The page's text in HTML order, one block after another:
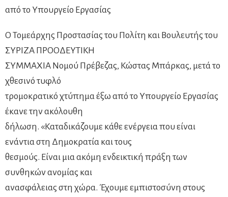
από το Υπουργείο Εργασίας
Ο Τομεάρχης Προστασίας του Πολίτη και Βουλευτής του
ΣΥΡΙΖΑ ΠΡΟΟΔΕΥΤΙΚΗ
ΣΥΜΜΑΧΙΑ Νομού Πρέβεζας, Κώστας Μπάρκας, μετά το
χθεσινό τυφλό
τρομοκρατικό χτύπημα έξω από το Υπουργείο Εργασίας
έκανε την ακόλουθη
δήλωση. «Καταδικάζουμε κάθε ενέργεια που είναι
ενάντια στη Δημοκρατία και τους
θεσμούς. Είναι μια ακόμη ενδεικτική πράξη των
συνθηκών ανομίας και
ανασφάλειας στη χώρα. Έχουμε εμπιστοσύνη στους